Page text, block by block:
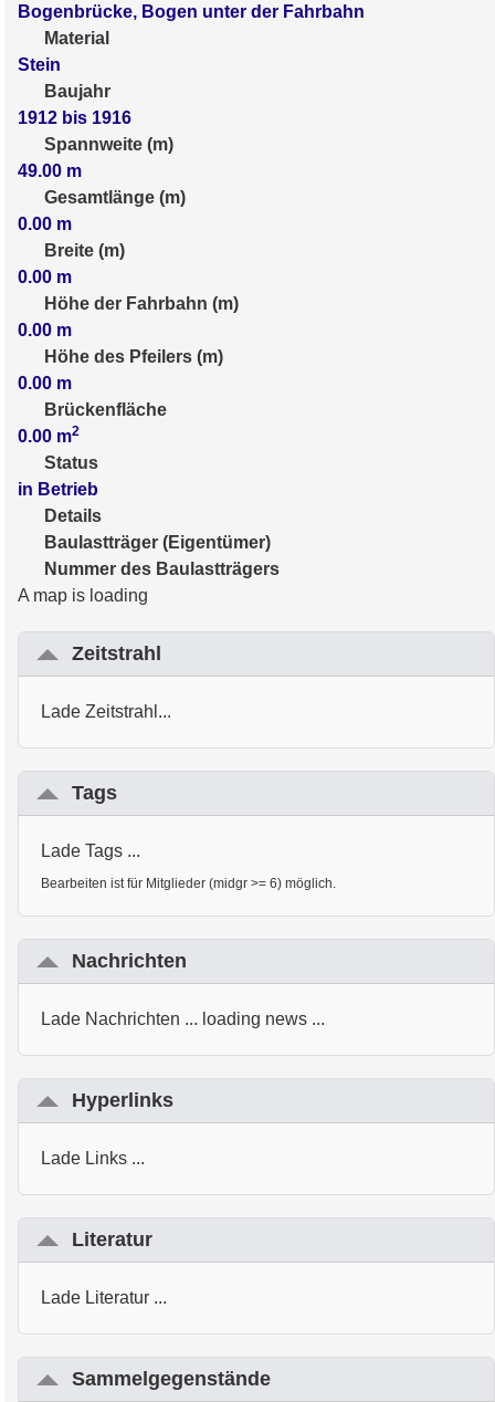
Bogenbrücke, Bogen unter der Fahrbahn
Material
Stein
Baujahr
1912 bis 1916
Spannweite (m)
49.00 m
Gesamtlänge (m)
0.00 m
Breite (m)
0.00 m
Höhe der Fahrbahn (m)
0.00 m
Höhe des Pfeilers (m)
0.00 m
Brückenfläche
0.00 m2
Status
in Betrieb
Details
Baulastträger (Eigentümer)
Nummer des Baulastträgers
A map is loading
Zeitstrahl
Lade Zeitstrahl...
Tags
Lade Tags ...
Bearbeiten ist für Mitglieder (midgr >= 6) möglich.
Nachrichten
Lade Nachrichten ... loading news ...
Hyperlinks
Lade Links ...
Literatur
Lade Literatur ...
Sammelgegenstände